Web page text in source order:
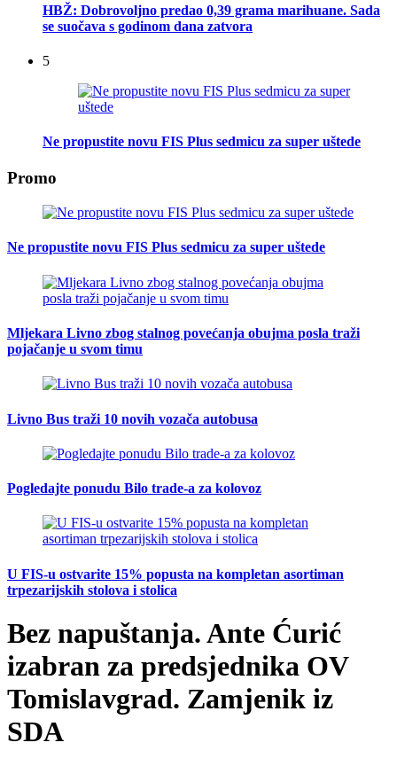
HBŽ: Dobrovoljno predao 0,39 grama marihuane. Sada
se suočava s godinom dana zatvora
5
Ne propustite novu FIS Plus sedmicu za super uštede
Promo
Ne propustite novu FIS Plus sedmicu za super uštede
Mljekara Livno zbog stalnog povećanja obujma posla traži
pojačanje u svom timu
Livno Bus traži 10 novih vozača autobusa
Pogledajte ponudu Bilo trade-a za kolovoz
U FIS-u ostvarite 15% popusta na kompletan asortiman
trpezarijskih stolova i stolica
Bez napuštanja. Ante Ćurić
izabran za predsjednika OV
Tomislavgrad. Zamjenik iz
SDA